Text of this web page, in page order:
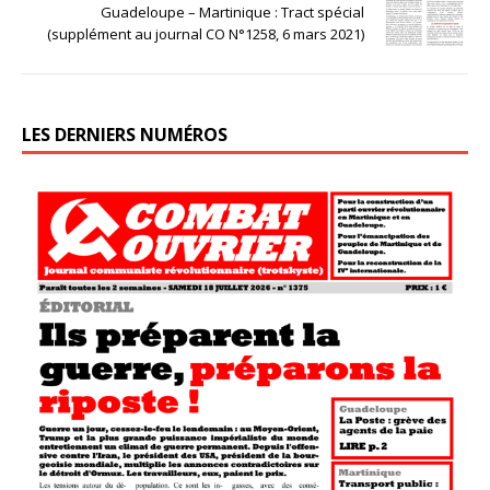
Guadeloupe – Martinique : Tract spécial
(supplément au journal CO N°1258, 6 mars 2021)
LES DERNIERS NUMÉROS